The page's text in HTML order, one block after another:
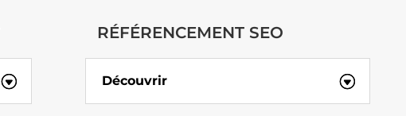
RÉFÉRENCEMENT SEO
Découvrir